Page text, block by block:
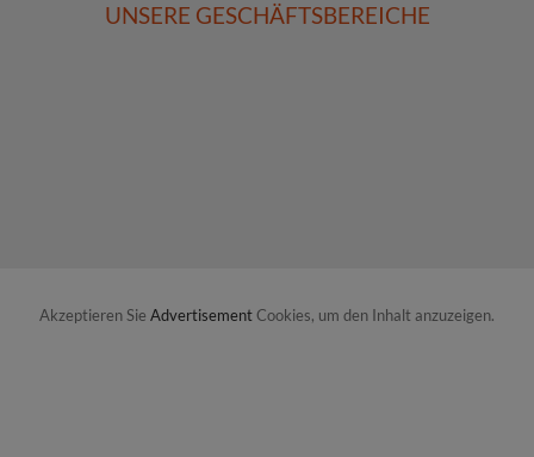
UNSERE GESCHÄFTSBEREICHE
Akzeptieren Sie AdvertisementCookies, um den Inhalt anzuzeigen.